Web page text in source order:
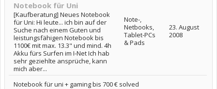
Notebook für Uni
[Kaufberatung] Neues Notebook
für Uni: Hi leute... ich bin auf der
Suche nach einem Guten und
leistungsfähigen Notebook bis
1100€ mit max. 13.3" und mind. 4h
Akku fürs Surfen im I-Net Ich hab
sehr geziehlte ansprüche, kann
mich aber...
Note-,
Netbooks,
Tablet-PCs
& Pads
23. August
2008
Notebook für uni + gaming bis 700 € solved